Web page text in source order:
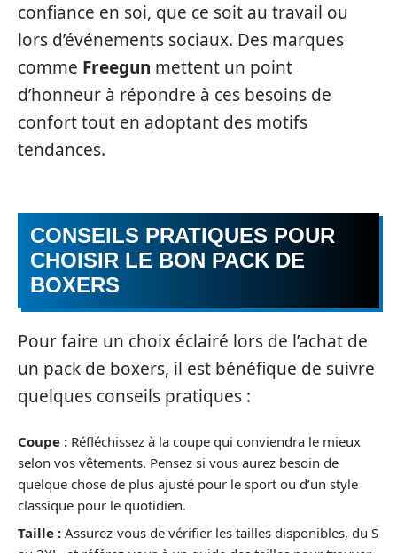
confiance en soi, que ce soit au travail ou
lors d’événements sociaux. Des marques
comme Freegun mettent un point
d’honneur à répondre à ces besoins de
confort tout en adoptant des motifs
tendances.
CONSEILS PRATIQUES POUR
CHOISIR LE BON PACK DE
BOXERS
Pour faire un choix éclairé lors de l’achat de
un pack de boxers, il est bénéfique de suivre
quelques conseils pratiques :
Coupe : Réfléchissez à la coupe qui conviendra le mieux
selon vos vêtements. Pensez si vous aurez besoin de
quelque chose de plus ajusté pour le sport ou d’un style
classique pour le quotidien.
Taille : Assurez-vous de vérifier les tailles disponibles, du S